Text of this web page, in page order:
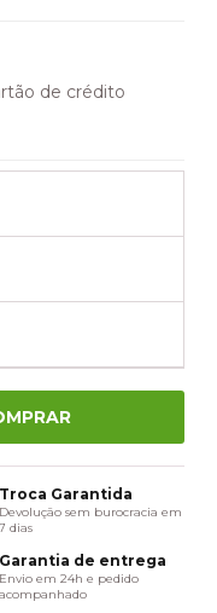
de crédito
Troca Garantida
Devolução sem burocracia em
7 dias
Garantia de entrega
Envio em 24h e pedido
acompanhado